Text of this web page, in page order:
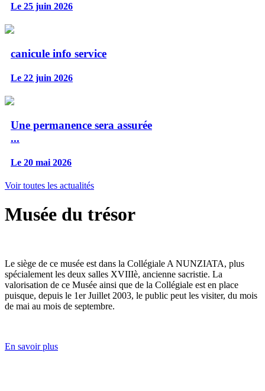
Le 25 juin 2026
canicule info service
Le 22 juin 2026
Une permanence sera assurée
...
Le 20 mai 2026
Voir toutes les actualités
Musée du trésor
Le siège de ce musée est dans la Collégiale A NUNZIATA, plus
spécialement les deux salles XVIIIè, ancienne sacristie. La
valorisation de ce Musée ainsi que de la Collégiale est en place
puisque, depuis le 1er Juillet 2003, le public peut les visiter, du mois
de mai au mois de septembre.
En savoir plus